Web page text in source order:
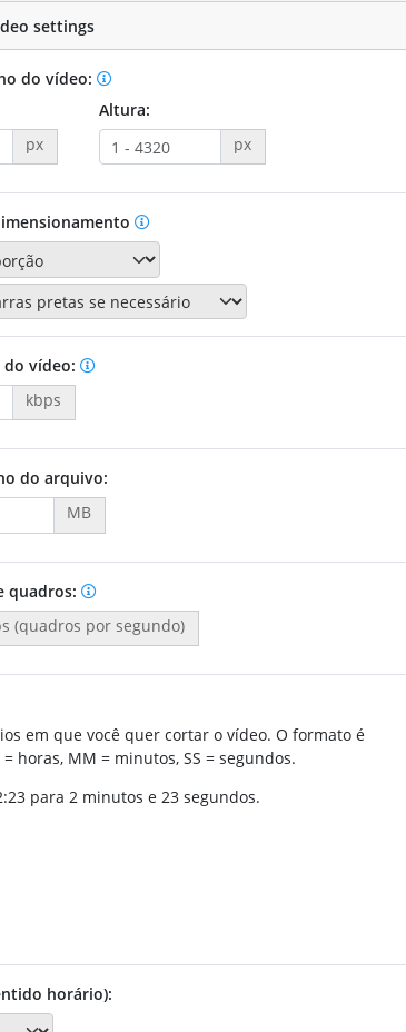
settings
do vídeo:
px
Altura:
px
vídeo:
kbps
do arquivo:
MB
quadros:
(quadros por segundo)
em que você quer cortar o vídeo. O formato é
= horas, MM = minutos, SS = segundos.
para 2 minutos e 23 segundos.
horário):